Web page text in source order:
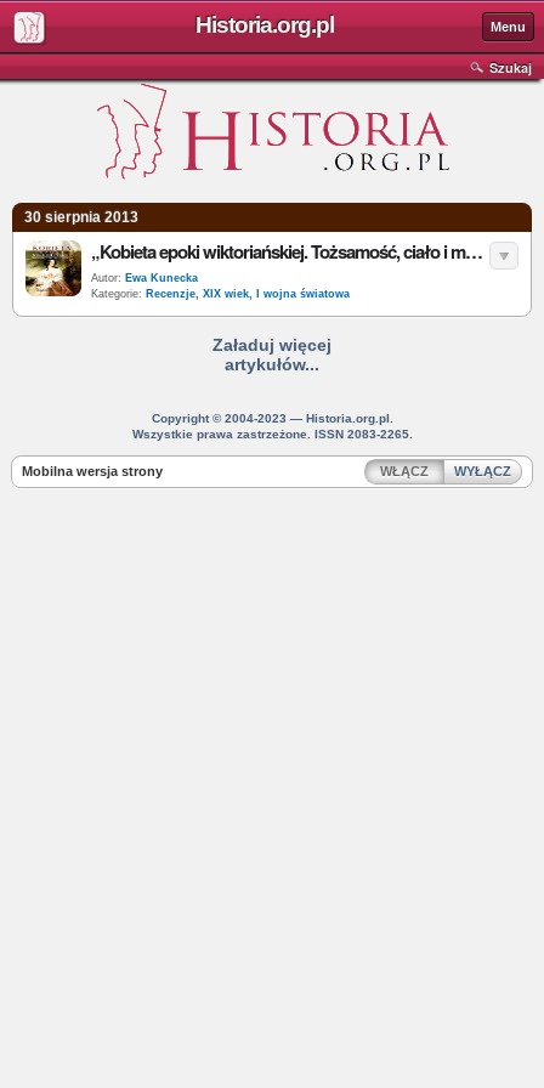
Historia.org.pl Menu
Szukaj
30 sierpnia 2013
„Kobieta epoki wiktoriańskiej. Tożsamość, ciało i medykalizacja” – A. Gromkowska-Melosik - recenzja
Autor: Ewa Kunecka
Kategorie: Recenzje, XIX wiek, I wojna światowa
Załaduj więcej
artykułów...
Copyright © 2004-2023 — Historia.org.pl.
Wszystkie prawa zastrzeżone. ISSN 2083-2265.
Mobilna wersja strony WŁĄCZ WYŁĄCZ